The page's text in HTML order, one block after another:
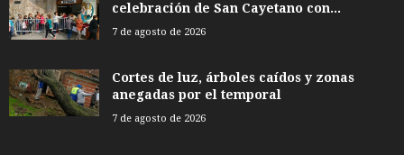
celebración de San Cayetano con...
7 de agosto de 2026
Cortes de luz, árboles caídos y zonas
anegadas por el temporal
7 de agosto de 2026